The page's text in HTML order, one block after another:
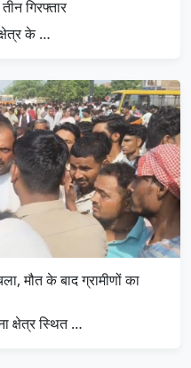
गिरफ्तार
के …
मौत के बाद ग्रामीणों का
क्षेत्र स्थित …